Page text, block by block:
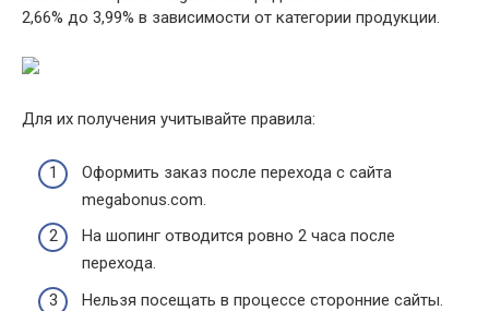
2,66% до 3,99% в зависимости от категории продукции.
Для их получения учитывайте правила:
Оформить заказ после перехода с сайта
megabonus.com.
На шопинг отводится ровно 2 часа после
перехода.
Нельзя посещать в процессе сторонние сайты.